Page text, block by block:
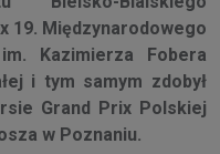
19. Międzynarodowego
Kazimierza Fobera
i tym samym zdobył
Grand Prix Polskiej
w Poznaniu.